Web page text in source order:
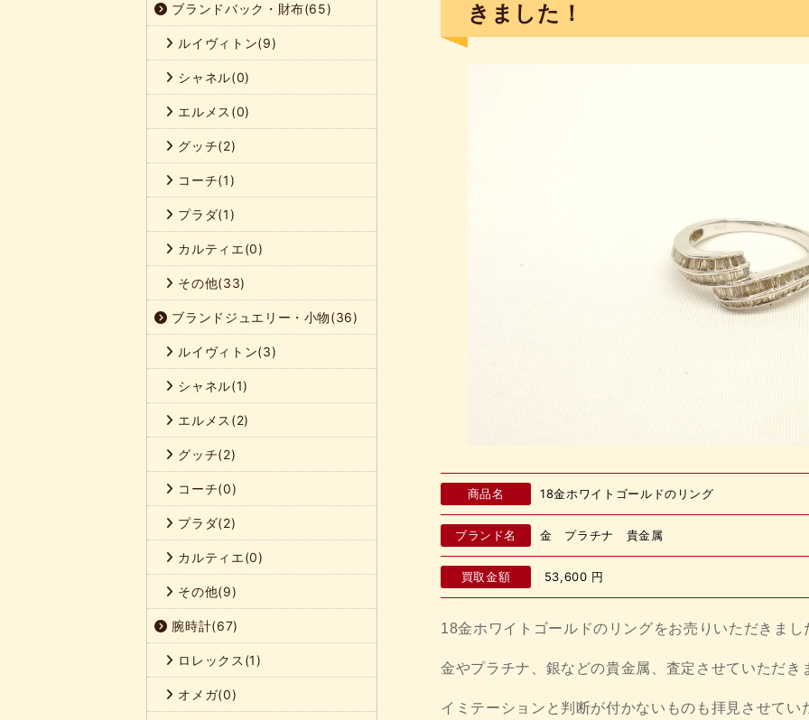
きました！
商品名 18金ホワイトゴールドのリング
ブランド名 金 プラチナ 貴金属
買取金額 53,600 円
18金ホワイトゴールドのリングをお売りいただきまし
金やプラチナ、銀などの貴金属、査定させていただき
イミテーションと判断が付かないものも拝見させてい
ブランドバック・財布(65)
ルイヴィトン(9)
シャネル(0)
エルメス(0)
グッチ(2)
コーチ(1)
プラダ(1)
カルティエ(0)
その他(33)
ブランドジュエリー・小物(36)
ルイヴィトン(3)
シャネル(1)
エルメス(2)
グッチ(2)
コーチ(0)
プラダ(2)
カルティエ(0)
その他(9)
腕時計(67)
ロレックス(1)
オメガ(0)